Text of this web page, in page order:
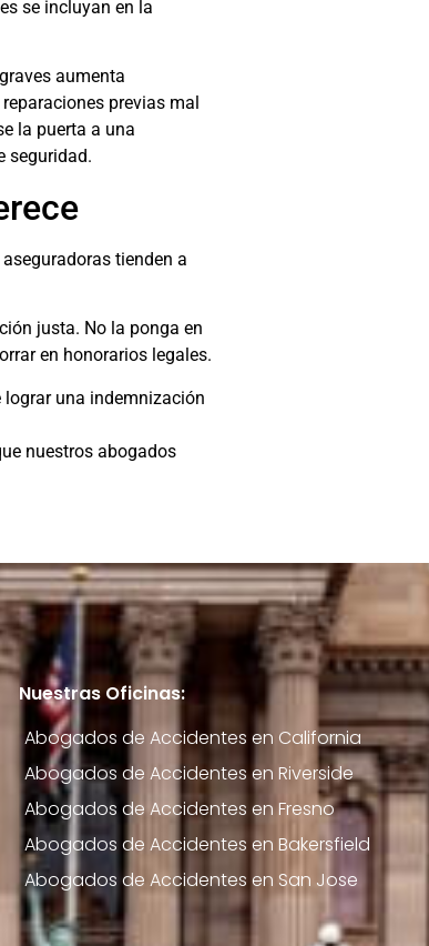
se incluyan en la
aumenta
previas mal
la puerta a una
seguridad.
tienden a
justa. No la ponga en
en honorarios legales.
una indemnización
nuestros abogados
Nuestras Oficinas:
Abogados de Accidentes en California
Abogados de Accidentes en Riverside
Abogados de Accidentes en Fresno
Abogados de Accidentes en Bakersfield
Abogados de Accidentes en San Jose